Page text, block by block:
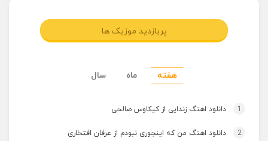
پربازدید موزیک ها
هفته ماه سال
1 دانلود اهنگ زندایی از کیکاوس صالحی
2 دانلود اهنگ من که اینجوری نبودم از عرفان افتخاری